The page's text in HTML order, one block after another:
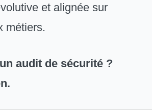
et alignée sur
métiers.
audit de sécurité ?